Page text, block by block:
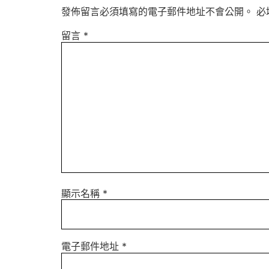
發佈留言必須填寫的電子郵件地址不會公開。 必
留言 *
顯示名稱 *
電子郵件地址 *